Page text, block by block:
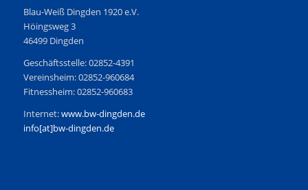
Blau-Weiß Dingden 1920 e.V.
Höingsweg 3
46499 Dingden
Geschäftsstelle: 02852-4391
Vereinsheim: 02852-960684
Fitnessheim: 02852-960683
Internet:www.bw-dingden.de
info[at]bw-dingden.de